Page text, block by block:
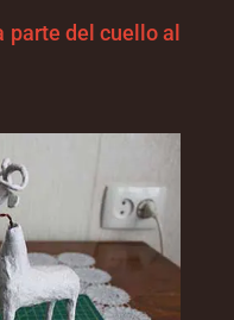
del cuello al